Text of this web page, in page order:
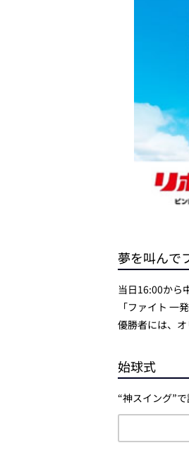
夢を叫んで
当日16:00から
「ファイト 一
優勝者には、
始球式
“神スイング”